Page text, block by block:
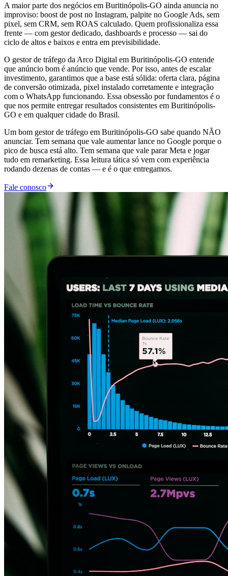
A maior parte dos negócios em Buritinópolis-GO ainda anuncia no
improviso: boost de post no Instagram, palpite no Google Ads, sem
pixel, sem CRM, sem ROAS calculado. Quem profissionaliza essa
frente — com gestor dedicado, dashboards e processo — sai do
ciclo de altos e baixos e entra em previsibilidade.
O gestor de tráfego da Arco Digital em Buritinópolis-GO entende
que anúncio bom é anúncio que vende. Por isso, antes de escalar
investimento, garantimos que a base está sólida: oferta clara, página
de conversão otimizada, pixel instalado corretamente e integração
com o WhatsApp funcionando. Essa obsessão por fundamentos é o
que nos permite entregar resultados consistentes em Buritinópolis-
GO e em qualquer cidade do Brasil.
Um bom gestor de tráfego em Buritinópolis-GO sabe quando NÃO
anunciar. Tem semana que vale aumentar lance no Google porque o
pico de busca está alto. Tem semana que vale parar Meta e jogar
tudo em remarketing. Essa leitura tática só vem com experiência
rodando dezenas de contas — e é o que entregamos.
Fale conosco